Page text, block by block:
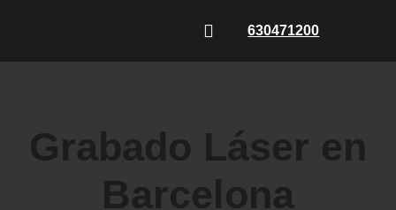
630471200
Grabado Láser en
Barcelona